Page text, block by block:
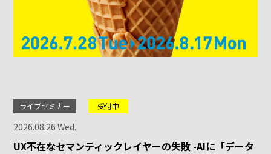
ライブセミナー 受付中
2026.08.26 Wed.
UX不在なセマンティックレイヤーの失敗 -AIに「データ